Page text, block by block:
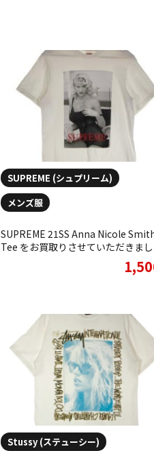
SUPREME (シュプリーム)
メンズ服
SUPREME 21SS Anna Nicole
Tee をお買取りさせていただきまし
Stussy (ステューシー)